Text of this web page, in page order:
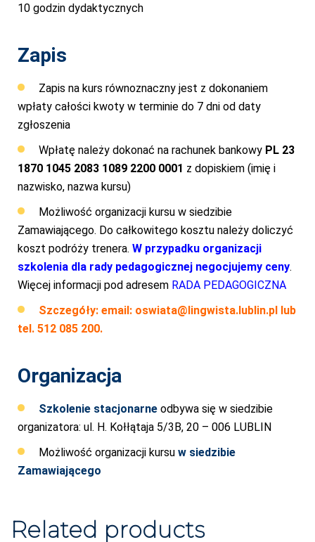
10 godzin dydaktycznych
Zapis
Zapis na kurs równoznaczny jest z dokonaniem
wpłaty całości kwoty w terminie do 7 dni od daty
zgłoszenia
Wpłatę należy dokonać na rachunek bankowy PL 23
1870 1045 2083 1089 2200 0001 z dopiskiem (imię i
nazwisko, nazwa kursu)
Możliwość organizacji kursu w siedzibie
Zamawiającego. Do całkowitego kosztu należy doliczyć
koszt podróży trenera. W przypadku organizacji
szkolenia dla rady pedagogicznej negocjujemy ceny.
Więcej informacji pod adresem RADA PEDAGOGICZNA
Szczegóły: email: oswiata@lingwista.lublin.pl lub
tel. 512 085 200.
Organizacja
Szkolenie stacjonarne odbywa się w siedzibie
organizatora: ul. H. Kołłątaja 5/3B, 20 – 006 LUBLIN
Możliwość organizacji kursu w siedzibie
Zamawiającego
Related products